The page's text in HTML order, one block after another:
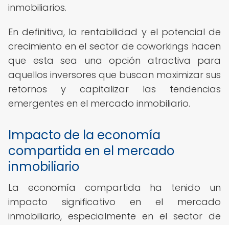
inmobiliarios.
En definitiva, la rentabilidad y el potencial de
crecimiento en el sector de coworkings hacen
que esta sea una opción atractiva para
aquellos inversores que buscan maximizar sus
retornos y capitalizar las tendencias
emergentes en el mercado inmobiliario.
Impacto de la economía
compartida en el mercado
inmobiliario
La economía compartida ha tenido un
impacto significativo en el mercado
inmobiliario, especialmente en el sector de